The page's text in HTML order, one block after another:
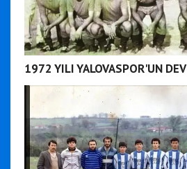
1972 YILI YALOVASPOR'UN